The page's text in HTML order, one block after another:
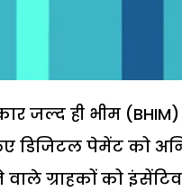
जल्द ही भीम
डिजिटल पेमेंट को
ग्राहकों को